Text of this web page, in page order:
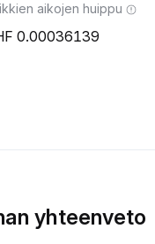
aikojen huippu
0.00036139
yhteenveto